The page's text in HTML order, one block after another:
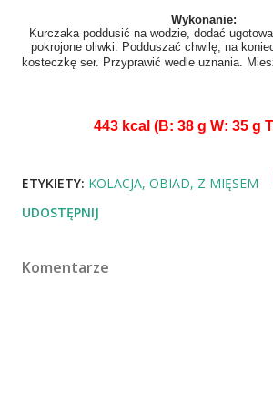
Wykonanie:
Kurczaka poddusić na wodzie, dodać ugotowaną kaszę gryczaną i
pokrojone oliwki. Podduszać chwilę, na
kosteczkę ser. Przyprawić wedle uznania.
443 kcal (B: 38 g W: 35 g
ETYKIETY: KOLACJA OBIAD Z MIĘSEM
UDOSTĘPNIJ
Komentarze